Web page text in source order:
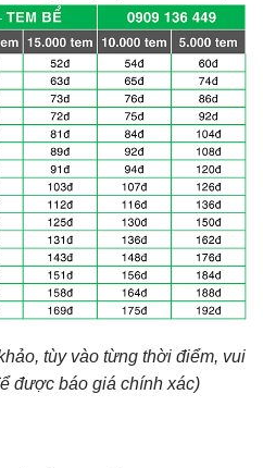
tùy vào từng thời điểm, vui
được báo giá chính xác)